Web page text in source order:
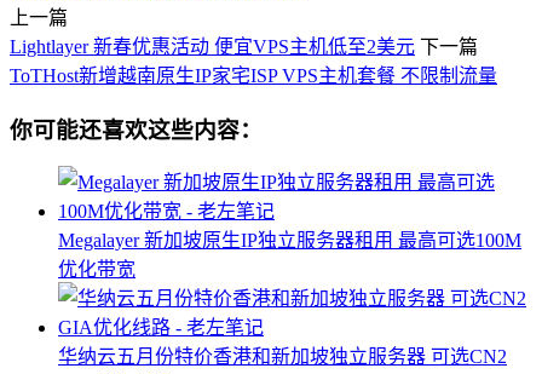
上一篇
Lightlayer 新春优惠活动 便宜VPS主机低至2美元 下一篇
ToTHost新增越南原生IP家宅ISP VPS主机套餐 不限制流量
你可能还喜欢这些内容：
Megalayer 新加坡原生IP独立服务器租用 最高可选100M
优化带宽
华纳云五月份特价香港和新加坡独立服务器 可选CN2